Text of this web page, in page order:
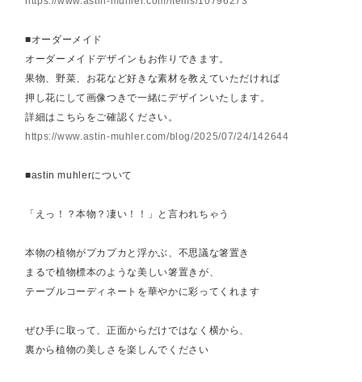
■オーダーメイド
オーダーメイドデザインもお作りできます。
果物、野菜、お花など好きな素材を教えていただければ
押し花にして画像つきで一緒にデザインいたします。
詳細はこちらをご確認ください。
https://www.astin-muhler.com/blog/2025/07/24/142644
■astin muhlerについて
「えっ！？本物？凄い！！」と言われちゃう
本物の植物がプカプカと浮かぶ、不思議な箸置き
まるで植物標本のような美しい箸置きが、
テーブルコーディネートを華やかに彩ってくれます
ぜひ手に取って、正面からだけではなく横から、
裏から植物の美しさを楽しんでください